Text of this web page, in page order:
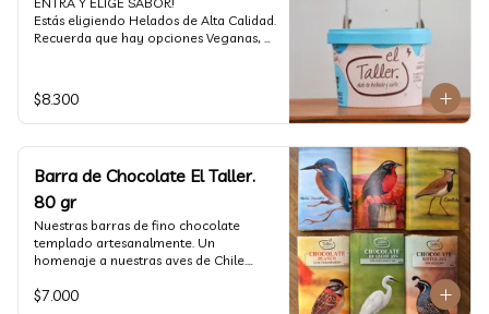
Estás eligiendo Helados de Alta Calidad.
Recuerda que hay opciones Veganas,
$8.300
Barra de Chocolate El Taller.
80 gr
Nuestras barras de fino chocolate
templado artesanalmente. Un
homenaje a nuestras aves de Chile.
$7.000